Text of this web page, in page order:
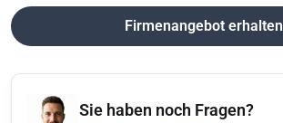
Firmenangebot erhalten
Sie haben noch Fragen?